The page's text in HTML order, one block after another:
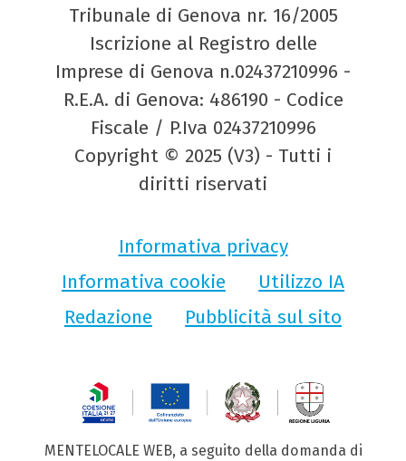
Tribunale di Genova nr. 16/2005
Iscrizione al Registro delle
Imprese di Genova n.02437210996 -
R.E.A. di Genova: 486190 - Codice
Fiscale / P.Iva 02437210996
Copyright © 2025 (V3) - Tutti i
diritti riservati
Informativa privacy
Informativa cookie
Utilizzo IA
Redazione
Pubblicità sul sito
MENTELOCALE WEB, a seguito della domanda di